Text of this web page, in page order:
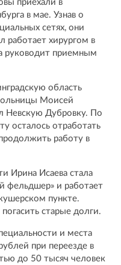
приехали в
в мае. Узнав о
сетях, они
работает хирургом в
руководит приемным
область
Моисей
Невскую Дубровку. По
осталось отработать
работу в
Ирина Исаева стала
фельдшер» и работает
пункте.
старые долги.
и места
при переезде в
до 50 тысяч человек